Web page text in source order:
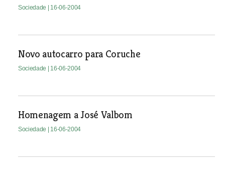
Sociedade | 16-06-2004
Novo autocarro para Coruche
Sociedade | 16-06-2004
Homenagem a José Valbom
Sociedade | 16-06-2004